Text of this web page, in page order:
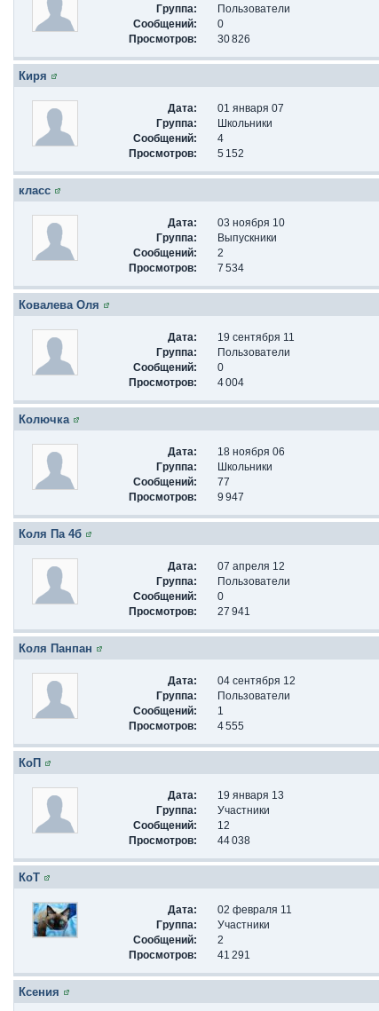
Группа:
Пользователи
Сообщений:
0
Просмотров:
30 826
Киря
Дата:
01 января 07
Группа:
Школьники
Сообщений:
4
Просмотров:
5 152
класс
Дата:
03 ноября 10
Группа:
Выпускники
Сообщений:
2
Просмотров:
7 534
Ковалева Оля
Дата:
19 сентября 11
Группа:
Пользователи
Сообщений:
0
Просмотров:
4 004
Колючка
Дата:
18 ноября 06
Группа:
Школьники
Сообщений:
77
Просмотров:
9 947
Коля Па 4б
Дата:
07 апреля 12
Группа:
Пользователи
Сообщений:
0
Просмотров:
27 941
Коля Панпан
Дата:
04 сентября 12
Группа:
Пользователи
Сообщений:
1
Просмотров:
4 555
КоП
Дата:
19 января 13
Группа:
Участники
Сообщений:
12
Просмотров:
44 038
КоТ
Дата:
02 февраля 11
Группа:
Участники
Сообщений:
2
Просмотров:
41 291
Ксения